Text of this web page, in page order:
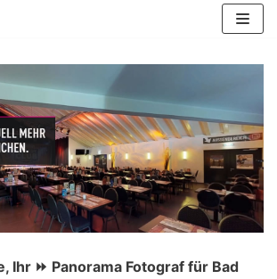
Ihr ⏩ Panorama Fotograf für Bad